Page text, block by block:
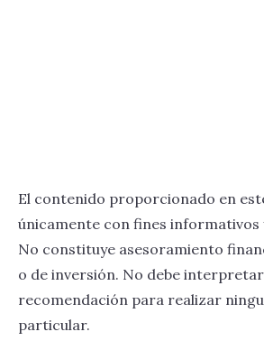
El contenido proporcionado en
únicamente con fines informativos
No constituye asesoramiento
o de inversión. No debe
recomendación para realizar
particular.